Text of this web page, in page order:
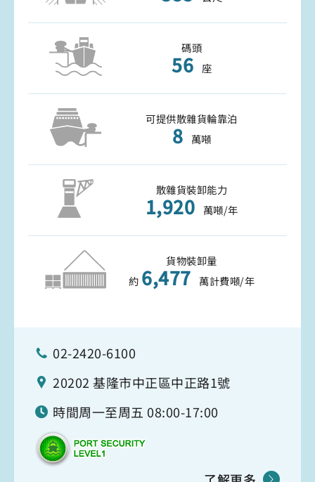
碼頭
56 座
可提供散雜貨輪靠泊
8 萬噸
散雜貨裝卸能力
1,920 萬噸/年
貨物裝卸量
約 6,477 萬計費噸/年
02-2420-6100
20202 基隆市中正區中正路1號
時間周一至周五 08:00-17:00